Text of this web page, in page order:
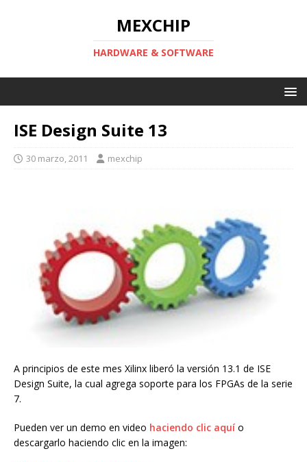
MEXCHIP
HARDWARE & SOFTWARE
ISE Design Suite 13
30 marzo, 2011 mexchip
A principios de este mes Xilinx liberó la versión 13.1 de ISE
Design Suite, la cual agrega soporte para los FPGAs de la serie
7.
Pueden ver un demo en video haciendo clic aquí o
descargarlo haciendo clic en la imagen: